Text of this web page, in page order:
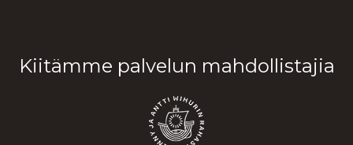
Kiitämme palvelun mahdollistajia